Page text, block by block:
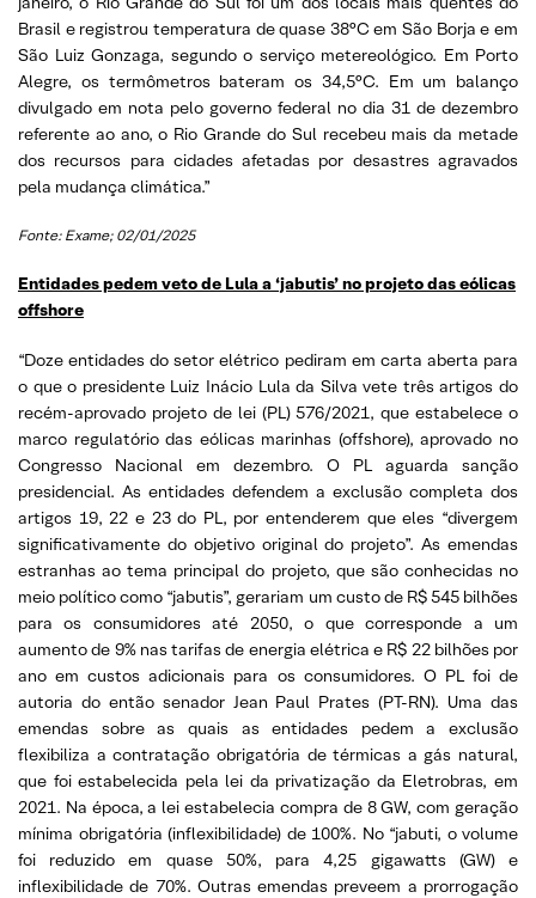
Brasil e registrou temperatura de quase 38°C em São Borja e em
São Luiz Gonzaga, segundo o serviço metereológico. Em Porto
Alegre, os termômetros bateram os 34,5°C. Em um balanço
divulgado em nota pelo governo federal no dia 31 de dezembro
referente ao ano, o Rio Grande do Sul recebeu mais da metade
dos recursos para cidades afetadas por desastres agravados
pela mudança climática.”
Fonte: Exame; 02/01/2025
Entidades pedem veto de Lula a ‘jabutis’ no projeto das eólicas
offshore
“Doze entidades do setor elétrico pediram em carta aberta para
o que o presidente Luiz Inácio Lula da Silva vete três artigos do
recém-aprovado projeto de lei (PL) 576/2021, que estabelece o
marco regulatório das eólicas marinhas (offshore), aprovado no
Congresso Nacional em dezembro. O PL aguarda sanção
presidencial. As entidades defendem a exclusão completa dos
artigos 19, 22 e 23 do PL, por entenderem que eles “divergem
significativamente do objetivo original do projeto”. As emendas
estranhas ao tema principal do projeto, que são conhecidas no
meio político como “jabutis”, gerariam um custo de R$ 545 bilhões
para os consumidores até 2050, o que corresponde a um
aumento de 9% nas tarifas de energia elétrica e R$ 22 bilhões por
ano em custos adicionais para os consumidores. O PL foi de
autoria do então senador Jean Paul Prates (PT-RN). Uma das
emendas sobre as quais as entidades pedem a exclusão
flexibiliza a contratação obrigatória de térmicas a gás natural,
que foi estabelecida pela lei da privatização da Eletrobras, em
2021. Na época, a lei estabelecia compra de 8 GW, com geração
mínima obrigatória (inflexibilidade) de 100%. No “jabuti, o volume
foi reduzido em quase 50%, para 4,25 gigawatts (GW) e
inflexibilidade de 70%. Outras emendas preveem a prorrogação